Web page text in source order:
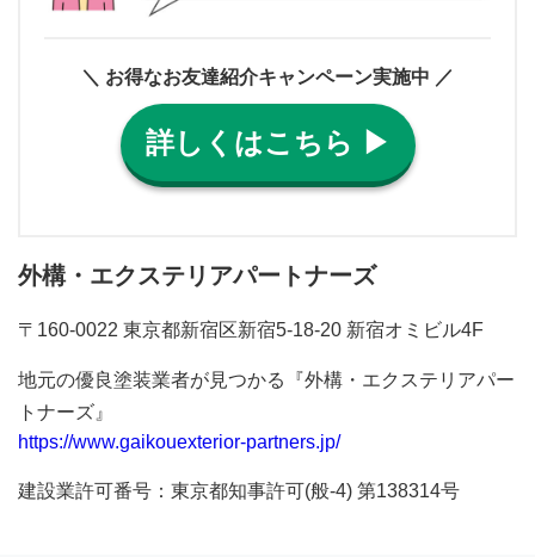
＼ お得なお友達紹介キャンペーン実施中 ／
詳しくはこちら ▶︎
外構・エクステリアパートナーズ
〒160-0022 東京都新宿区新宿5-18-20 新宿オミビル4F
地元の優良塗装業者が見つかる『外構・エクステリアパー
トナーズ』
https://www.gaikouexterior-partners.jp/
建設業許可番号：東京都知事許可(般-4) 第138314号